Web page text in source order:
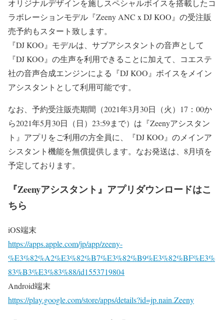
オリジナルデザインを施しスペシャルボイスを搭載したコ
ラボレーションモデル『Zeeny ANC x DJ KOO』の受注販
売予約もスタート致します。
『DJ KOO』モデルは、サブアシスタントの音声として
『DJ KOO』の生声を利用できることに加えて、コエステ
社の音声合成エンジンによる『DJ KOO』ボイスをメイン
アシスタントとして利用可能です。
なお、予約受注販売期間（2021年3月30日（火）17：00か
ら2021年5月30日（日）23:59まで）は『Zeenyアシスタン
ト』アプリをご利用の方全員に、『DJ KOO』のメインア
シスタント機能を無償提供します。なお発送は、8月頃を
予定しております。
『Zeenyアシスタント』アプリダウンロードはこ
ちら
iOS端末
https://apps.apple.com/jp/app/zeeny-
%E3%82%A2%E3%82%B7%E3%82%B9%E3%82%BF%E3%
83%B3%E3%83%88/id1553719804
Android端末
https://play.google.com/store/apps/details?id=jp.nain.Zeeny